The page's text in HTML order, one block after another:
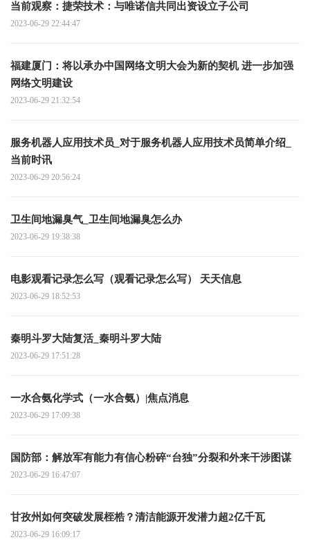
当前观察：捷荣技术：与唯诺信共同出资设立子公司
2023-06-29 22:44:47
福建厦门：将以承办中国网络文明大会为新的契机 进一步加强
网络文明建设
2023-06-29 21:32:54
服务机器人应用技术员_对于服务机器人应用技术员简单介绍_
当前时讯
2023-06-29 20:56:24
卫生间地漏臭气_卫生间地漏臭怎么办
2023-06-29 19:38:38
电影观看记录怎么写（观看记录怎么写） 天天信息
2023-06-29 18:52:53
秦明斗罗大陆复活_秦明斗罗大陆
2023-06-29 17:51:28
一水合氨化学式（一水合氨）|焦点消息
2023-06-29 17:09:38
国防部：解放军有能力有信心粉碎“台独”分裂和外来干涉图谋
2023-06-29 16:47:07
甘孜州如何突破发展桎梏？清洁能源开发潜力超2亿千瓦
2023-06-29 16:09:17